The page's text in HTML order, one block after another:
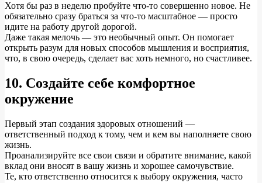
Хотя бы раз в неделю пробуйте что-то совершенно новое. Не
обязательно сразу браться за что-то масштабное — просто
идите на работу другой дорогой.
Даже такая мелочь — это необычный опыт. Он помогает
открыть разум для новых способов мышления и восприятия,
что, в свою очередь, сделает вас хоть немного, но счастливее.
10. Создайте себе комфортное
окружение
Первый этап создания здоровых отношений —
ответственный подход к тому, чем и кем вы наполняете свою
жизнь.
Проанализируйте все свои связи и обратите внимание, какой
вклад они вносят в вашу жизнь и хорошее самочувствие.
Те, кто ответственно относится к выбору окружения, часто